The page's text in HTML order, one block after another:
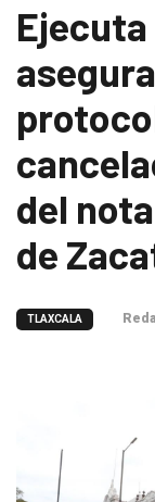
del
de
TLAXCALA